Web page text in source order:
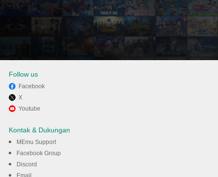
Nikmati bermain Northgard di
PC dengan MEmu
Follow us
Facebook
X
Youtube
Kontak & Dukungan
MEmu Support
Facebook Group
Discord